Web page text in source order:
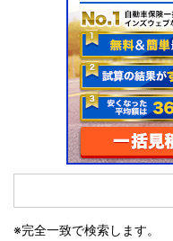
※完全一致で検索します。